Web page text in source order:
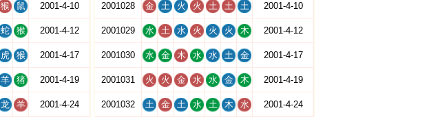
猴 鼠 2001-4-10
蛇 猴 2001-4-12
虎 猴 2001-4-17
羊 猪 2001-4-19
龙 羊 2001-4-24
2001028 金 土 火 火 土 土 土 2001-4-10
2001029 水 土 水 火 火 火 木 2001-4-12
2001030 水 金 木 水 水 土 金 2001-4-17
2001031 火 火 金 水 水 金 木 2001-4-19
2001032 土 金 土 水 土 木 水 2001-4-24